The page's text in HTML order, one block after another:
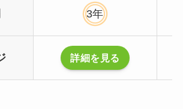
3年
詳細を見る